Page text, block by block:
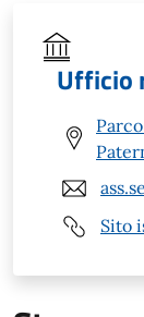
Ufficio
Sito